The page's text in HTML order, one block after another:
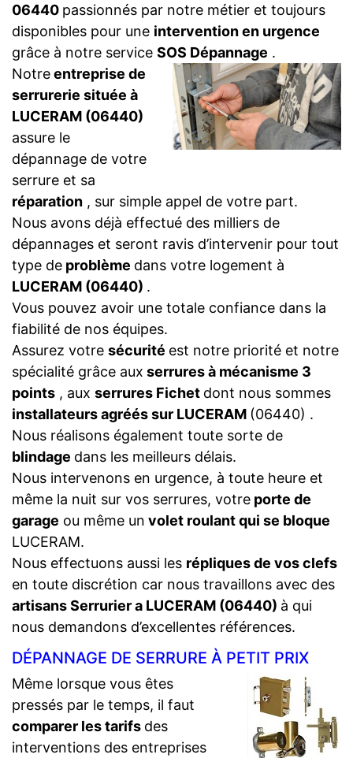
06440 passionnés par notre métier et toujours
disponibles pour une intervention en urgence
grâce à notre service SOS Dépannage .
Notreentreprise de
serrurerie située à
LUCERAM (06440)
assure le
dépannage de votre
serrure et sa
réparation , sur simple appel de votre part.
Nous avons déjà effectué des milliers de
dépannages et seront ravis d’intervenir pour tout
type de problème dans votre logement à
LUCERAM (06440) .
Vous pouvez avoir une totale confiance dans la
fiabilité de nos équipes.
Assurez votre sécurité est notre priorité et notre
spécialité grâce aux serrures à mécanisme 3
points , aux serrures Fichet dont nous sommes
installateurs agréés sur LUCERAM (06440) .
Nous réalisons également toute sorte de
blindage dans les meilleurs délais.
Nous intervenons en urgence, à toute heure et
même la nuit sur vos serrures, votre porte de
garage ou même un volet roulant qui se bloque
LUCERAM.
Nous effectuons aussi les répliques de vos clefs
en toute discrétion car nous travaillons avec des
artisans Serrurier a LUCERAM (06440) à qui
nous demandons d’excellentes références.
DÉPANNAGE DE SERRURE À PETIT PRIX
Même lorsque vous êtes
pressés par le temps, il faut
comparer les tarifs des
interventions des entreprises